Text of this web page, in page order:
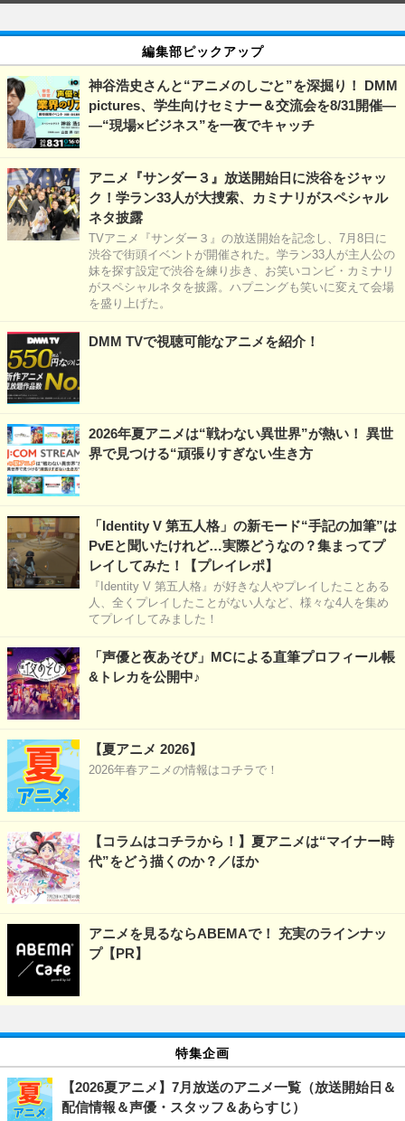
編集部ピックアップ
神谷浩史さんと“アニメのしごと”を深掘り！ DMM
pictures、学生向けセミナー＆交流会を8/31開催―
―“現場×ビジネス”を一夜でキャッチ
アニメ『サンダー３』放送開始日に渋谷をジャッ
ク！学ラン33人が大捜索、カミナリがスペシャル
ネタ披露
TVアニメ『サンダー３』の放送開始を記念し、7月8日に
渋谷で街頭イベントが開催された。学ラン33人が主人公の
妹を探す設定で渋谷を練り歩き、お笑いコンビ・カミナリ
がスペシャルネタを披露。ハプニングも笑いに変えて会場
を盛り上げた。
DMM TVで視聴可能なアニメを紹介！
2026年夏アニメは“戦わない異世界”が熱い！ 異世
界で見つける“頑張りすぎない生き方
「Identity V 第五人格」の新モード“手記の加筆”は
PvEと聞いたけれど…実際どうなの？集まってプ
レイしてみた！【プレイレポ】
『Identity V 第五人格』が好きな人やプレイしたことある
人、全くプレイしたことがない人など、様々な4人を集め
てプレイしてみました！
「声優と夜あそび」MCによる直筆プロフィール帳
&トレカを公開中♪
【夏アニメ 2026】
2026年春アニメの情報はコチラで！
【コラムはコチラから！】夏アニメは“マイナー時
代”をどう描くのか？／ほか
アニメを見るならABEMAで！ 充実のラインナッ
プ【PR】
特集企画
【2026夏アニメ】7月放送のアニメ一覧（放送開始日＆
配信情報＆声優・スタッフ＆あらすじ）